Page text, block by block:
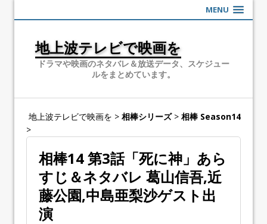
MENU
地上波テレビで映画を
ドラマや映画のネタバレ＆放送データ、スケジュー
ルをまとめています。
地上波テレビで映画を > 相棒シリーズ > 相棒 Season14
>
相棒14 第3話「死に神」あら
すじ＆ネタバレ 葛山信吾,近
藤公園,中島亜梨沙ゲスト出
演